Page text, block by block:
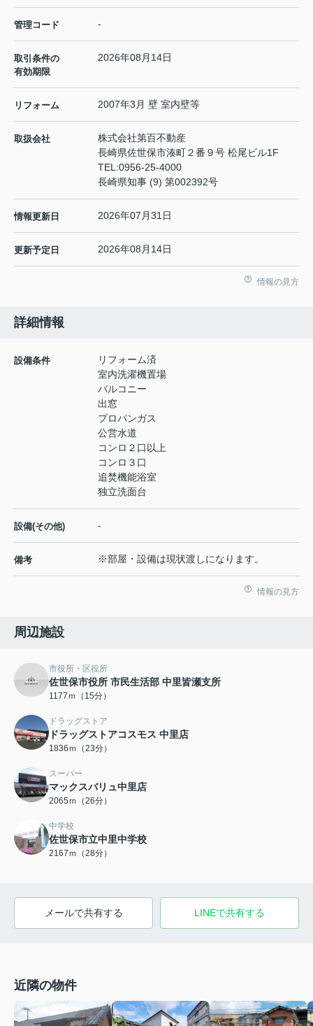
管理コード -
取引条件の
有効期限
2026年08月14日
リフォーム 2007年3月 壁 室内壁等
取扱会社
株式会社第百不動産
長崎県佐世保市湊町２番９号 松尾ビル1F
TEL:0956-25-4000
長崎県知事 (9) 第002392号
情報更新日 2026年07月31日
更新予定日 2026年08月14日
情報の見方
詳細情報
設備条件
リフォーム済
室内洗濯機置場
バルコニー
出窓
プロパンガス
公営水道
コンロ２口以上
コンロ３口
追焚機能浴室
独立洗面台
設備(その他) -
備考 ※部屋・設備は現状渡しになります。
情報の見方
周辺施設
市役所・区役所
佐世保市役所 市民生活部 中里皆瀬支所
1177ｍ（15分）
ドラッグストア
ドラッグストアコスモス 中里店
1836ｍ（23分）
スーパー
マックスバリュ中里店
2065ｍ（26分）
中学校
佐世保市立中里中学校
2167ｍ（28分）
メールで共有する LINEで共有する
近隣の物件